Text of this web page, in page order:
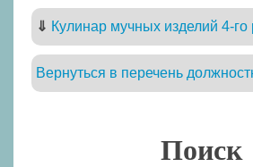
⇓ Кулинар мучных изделий 4-го
Вернуться в перечень
Поиск